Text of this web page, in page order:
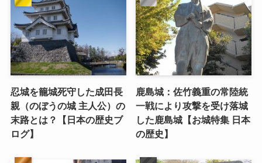
忍城を籠城死守した成田長
親（のぼうの城 主人公）の
末路とは？【日本の歴史ブ
ログ】
鹿島城：佐竹義重の常陸統
一戦により攻撃を受け落城
した鹿島城【お城特集 日本
の歴史】